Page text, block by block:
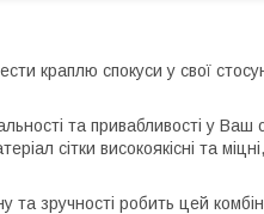
краплю спокуси у свої
та привабливості у
сітки високоякісні та
та зручності робить цей